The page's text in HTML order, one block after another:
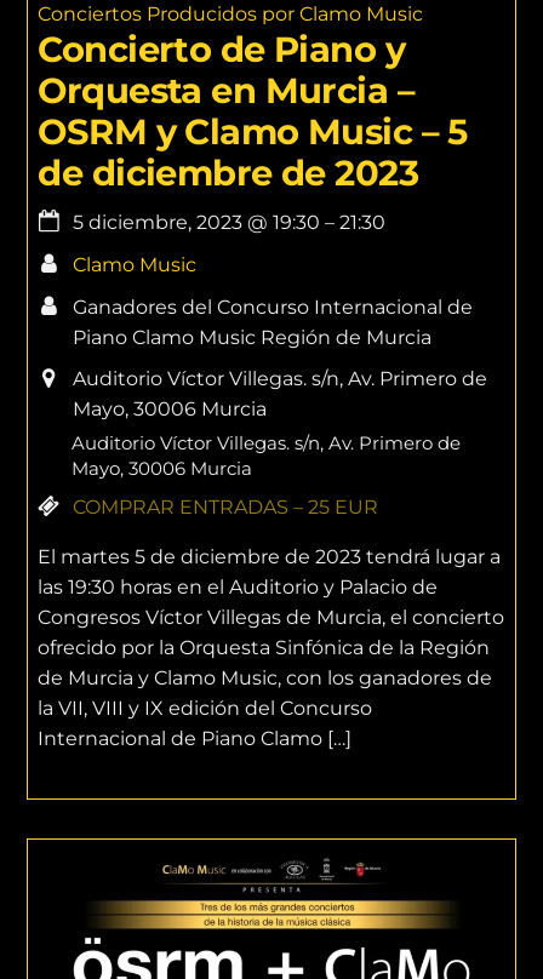
Conciertos Producidos por Clamo Music
Concierto de Piano y
Orquesta en Murcia –
OSRM y Clamo Music – 5
de diciembre de 2023
5 diciembre, 2023 @19:30 –21:30
Clamo Music
Ganadores del Concurso Internacional de
Piano Clamo Music Región de Murcia
Auditorio Víctor Villegas. s/n, Av. Primero de
Mayo, 30006 Murcia
Auditorio Víctor Villegas. s/n, Av. Primero de
Mayo, 30006 Murcia
COMPRAR ENTRADAS – 25 EUR
El martes 5 de diciembre de 2023 tendrá lugar a
las 19:30 horas en el Auditorio y Palacio de
Congresos Víctor Villegas de Murcia, el concierto
ofrecido por la Orquesta Sinfónica de la Región
de Murcia y Clamo Music, con los ganadores de
la VII, VIII y IX edición del Concurso
Internacional de Piano Clamo […]